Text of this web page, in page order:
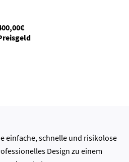
einfache, schnelle und risikolose
Design zu einem